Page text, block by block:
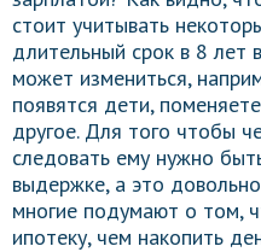
стоит учитывать
длительный срок в 8 лет
может измениться,
появятся дети,
другое. Для того чтобы
следовать ему нужно
выдержке, а это
многие подумают о том,
ипотеку, чем накопить